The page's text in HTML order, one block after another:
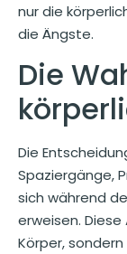
nur die
die Ängste.
Die
Die
Spaziergänge,
sich während
erweisen.
Körper,